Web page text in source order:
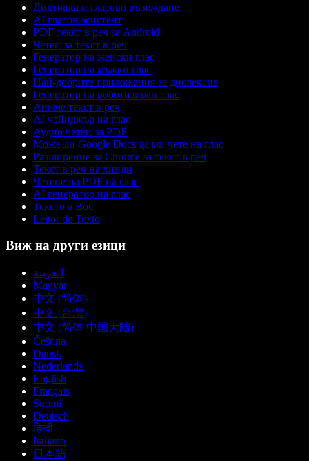
Диктовка и гласово въвеждане
AI гласов асистент
PDF текст в реч за Android
Четец за текст в реч
Генератор на женски глас
Генератор на мъжки глас
Най-добрите приложения за дислексия
Генератор на роботизиран глас
Аниме текст в реч
AI чейнджър на глас
Аудио четец за PDF
Може ли Google Docs да ми чете на глас
Разширение за Chrome за текст в реч
Текст в реч на хинди
Четене на PDF на глас
AI генератор на глас
Тексто а Вос
Leitor de Texto
Виж на други езици
العربية
Magyar
中文 (简体)
中文 (台灣)
中文 (简体 中国大陆)
Čeština
Dansk
Nederlands
English
Français
Suomi
Deutsch
हिन्दी
Italiano
日本語